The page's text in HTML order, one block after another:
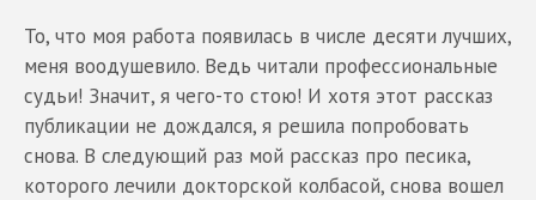
То, что моя работа появилась в числе десяти лучших,
меня воодушевило. Ведь читали профессиональные
судьи! Значит, я чего-то стою! И хотя этот рассказ
публикации не дождался, я решила попробовать
снова. В следующий раз мой рассказ про песика,
которого лечили докторской колбасой, снова вошел